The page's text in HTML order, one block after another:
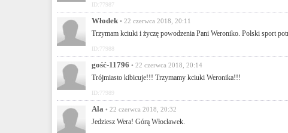
ID:77987
Włodek • 22 czerwca 2018, 20:11
Trzymam kciuki i życzę powodzenia Pani Weroniko. Polski sport
ID:77988
gość-11796 • 22 czerwca 2018, 20:14
Trójmiasto kibicuje!!! Trzymamy kciuki Weronika!!!
ID:77989
Ala • 22 czerwca 2018, 20:32
Jedziesz Wera! Górą Włocławek.